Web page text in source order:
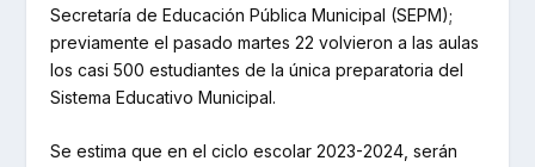
Secretaría de Educación Pública Municipal (SEPM);
previamente el pasado martes 22 volvieron a las aulas
los casi 500 estudiantes de la única preparatoria del
Sistema Educativo Municipal.
Se estima que en el ciclo escolar 2023-2024, serán